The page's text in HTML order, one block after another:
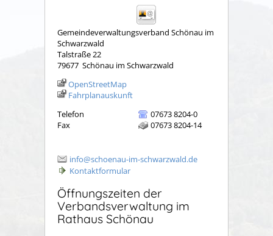
Gemeindeverwaltungsverband Schönau im
Schwarzwald
Talstraße 22
79677 Schönau im Schwarzwald
OpenStreetMap
Fahrplanauskunft
Telefon
07673 8204-0
Fax
07673 8204-14
info@schoenau-im-schwarzwald.de
Kontaktformular
Öffnungszeiten der
Verbandsverwaltung im
Rathaus Schönau